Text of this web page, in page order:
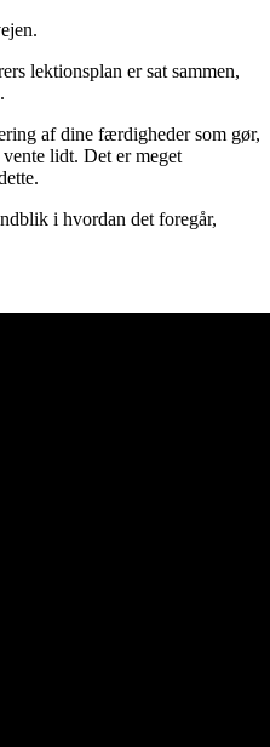
lektionsplan er sat sammen,
af dine færdigheder som gør,
lidt. Det er meget
i hvordan det foregår,